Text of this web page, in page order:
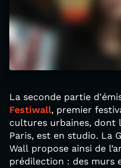
La seconde partie
Festiwall, premier
cultures urbaines, dont
Paris, est en studio. La
Wall propose ainsi de
prédilection : des murs